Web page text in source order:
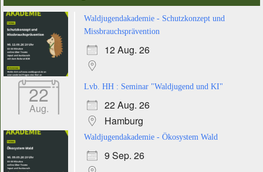
Waldjugendakademie - Schutzkonzept und
Missbrauchsprävention
12 Aug. 26
22
Aug.
Lvb. HH : Seminar "Waldjugend und KI"
22 Aug. 26
Hamburg
Waldjugendakademie - Ökosystem Wald
9 Sep. 26